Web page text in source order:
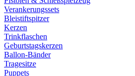
Verankerungssets
Bleistiftspitzer
Kerzen
Trinkflaschen
Geburtstagskerzen
Ballon-Bänder
Tragesitze
Puppets